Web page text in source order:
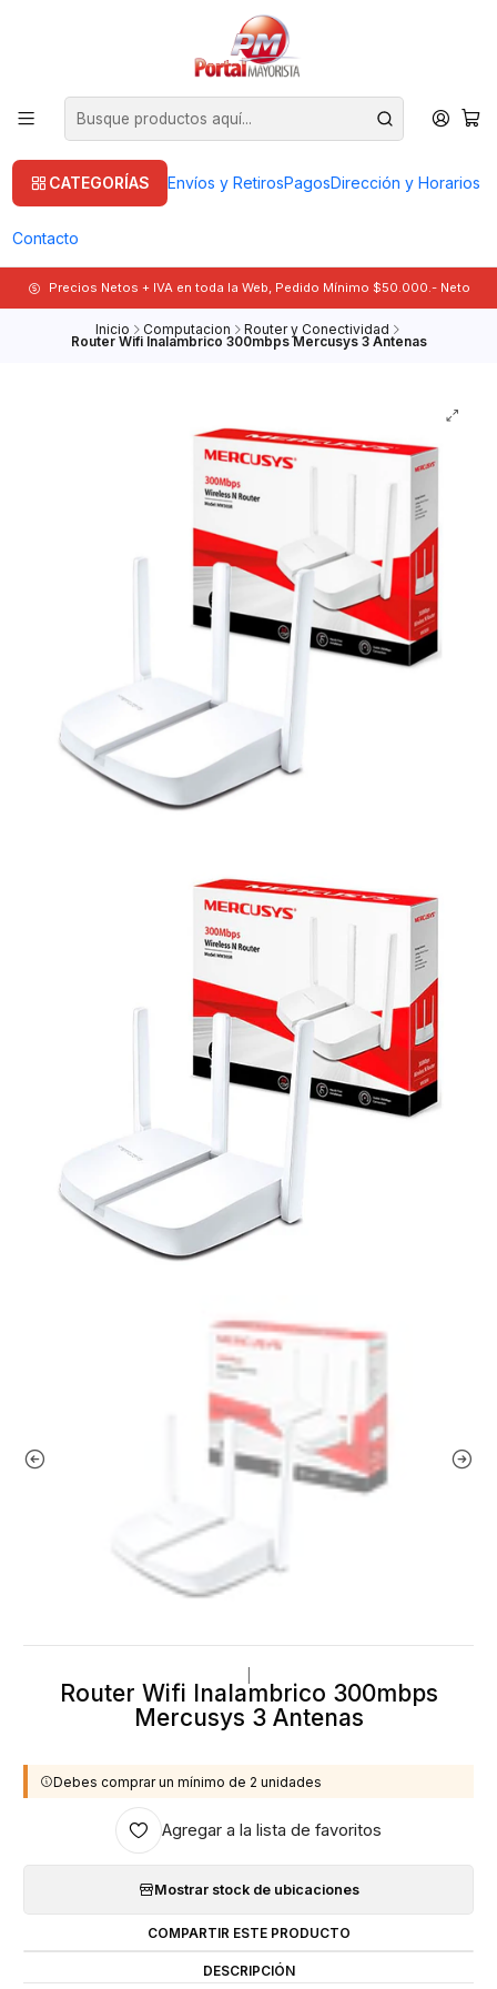
CATEGORÍAS Envíos y RetirosPagosDirección y Horarios
Contacto
Precios Netos + IVA en toda la Web, Pedido Mínimo $50.000.- Neto
Inicio Computacion Router y Conectividad
Router Wifi Inalambrico 300mbps Mercusys 3 Antenas
Router Wifi Inalambrico 300mbps
Mercusys 3 Antenas
Debes comprar un mínimo de 2 unidades
Agregar a la lista de favoritos
Mostrar stock de ubicaciones
COMPARTIR ESTE PRODUCTO
DESCRIPCIÓN